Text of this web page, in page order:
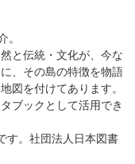
と伝統・文化が、今な
、その島の特徴を物語
図を付けてあります。
ブックとして活用でき
す。社団法人日本図書